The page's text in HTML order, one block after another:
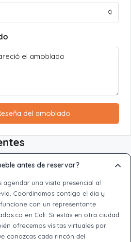
del amoblado
antes de reservar?
agendar una visita presencial al
Coordinamos contigo el día y
con un representante
en Cali. Si estás en otra ciudad
ofrecemos visitas virtuales por
conozcas cada rincón del